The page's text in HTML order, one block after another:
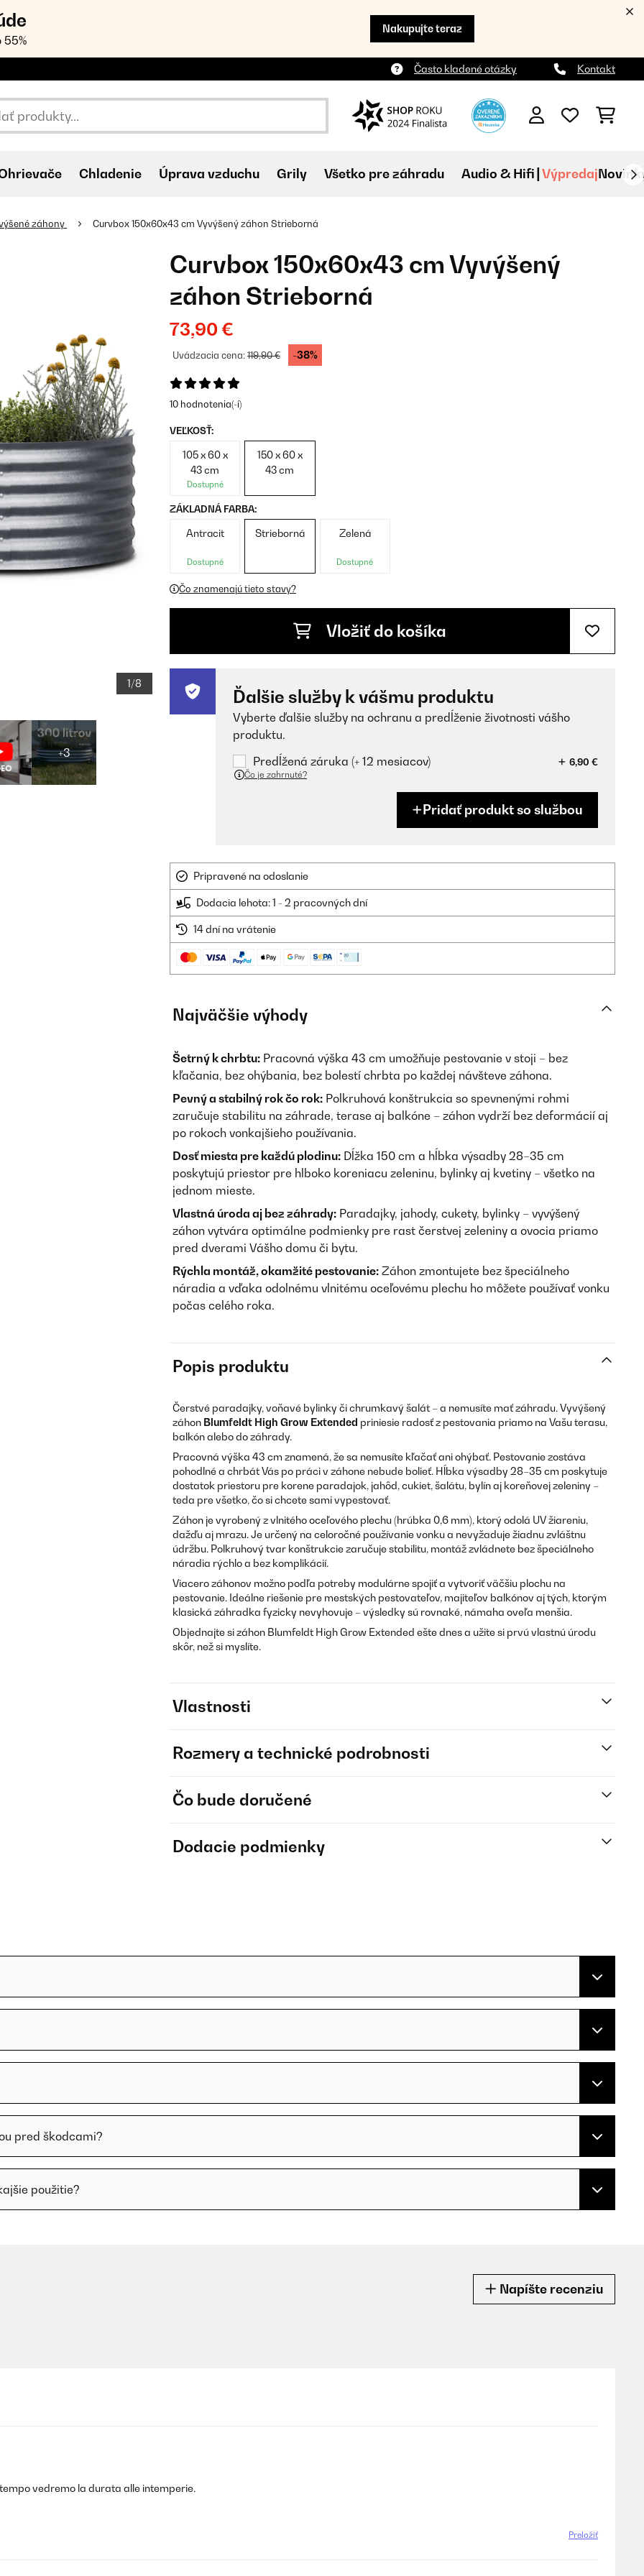
55%
Nakupujte teraz
Často kladené otázky Kontakt
Chladenie Úprava vzduchu Grily Všetko pre záhradu Audio & Hifi Výpredaj
záhony Curvbox 150x60x43 cm Vyvýšený záhon Strieborná
1/8
+3
Curvbox 150x60x43 cm Vyvýšený
záhon Strieborná
73,90 €
Uvádzacia cena:119,90 € -38%
10 hodnotenia(-í)
VEĽKOSŤ:
105 x 60 x
43 cm
Dostupné
150 x 60 x
43 cm
ZÁKLADNÁ FARBA:
Antracit
Dostupné
Strieborná Zelená
Dostupné
Čo znamenajú tieto stavy?
Vložiť do košíka
Ďalšie služby k vášmu produktu
Vyberte ďalšie služby na ochranu a predĺženie životnosti vášho
produktu.
Predĺžená záruka (+ 12 mesiacov)
6,90 €
Čo je zahrnuté?
Pridať produkt so službou
Pripravené na odoslanie
Dodacia lehota: 1 - 2 pracovných dní
14 dní na vrátenie
Najväčšie výhody
Šetrný k chrbtu: Pracovná výška 43 cm umožňuje pestovanie v stoji – bez
kľačania, bez ohýbania, bez bolestí chrbta po každej návšteve záhona.
Pevný a stabilný rok čo rok: Polkruhová konštrukcia so spevnenými rohmi
zaručuje stabilitu na záhrade, terase aj balkóne – záhon vydrží bez deformácií aj
po rokoch vonkajšieho používania.
Dosť miesta pre každú plodinu: Dĺžka 150 cm a hĺbka výsadby 28–35 cm
poskytujú priestor pre hlboko koreniacu zeleninu, bylinky aj kvetiny – všetko na
jednom mieste.
Vlastná úroda aj bez záhrady: Paradajky, jahody, cukety, bylinky – vyvýšený
záhon vytvára optimálne podmienky pre rast čerstvej zeleniny a ovocia priamo
pred dverami Vášho domu či bytu.
Rýchla montáž, okamžité pestovanie: Záhon zmontujete bez špeciálneho
náradia a vďaka odolnému vlnitému oceľovému plechu ho môžete používať vonku
počas celého roka.
Popis produktu
Čerstvé paradajky, voňavé bylinky či chrumkavý šalát – a nemusíte mať záhradu. Vyvýšený
záhon Blumfeldt High Grow Extended priniesie radosť z pestovania priamo na Vašu terasu,
balkón alebo do záhrady.
Pracovná výška 43 cm znamená, že sa nemusíte kľačať ani ohýbať. Pestovanie zostáva
pohodlné a chrbát Vás po práci v záhone nebude bolieť. Hĺbka výsadby 28–35 cm poskytuje
dostatok priestoru pre korene paradajok, jahôd, cukiet, šalátu, bylín aj koreňovej zeleniny –
teda pre všetko, čo si chcete sami vypestovať.
Záhon je vyrobený z vlnitého oceľového plechu (hrúbka 0,6 mm), ktorý odolá UV žiareniu,
dažďu aj mrazu. Je určený na celoročné používanie vonku a nevyžaduje žiadnu zvláštnu
údržbu. Polkruhový tvar konštrukcie zaručuje stabilitu, montáž zvládnete bez špeciálneho
náradia rýchlo a bez komplikácií.
Viacero záhonov možno podľa potreby modulárne spojiť a vytvoriť väčšiu plochu na
pestovanie. Ideálne riešenie pre mestských pestovateľov, majiteľov balkónov aj tých, ktorým
klasická záhradka fyzicky nevyhovuje – výsledky sú rovnaké, námaha oveľa menšia.
Objednajte si záhon Blumfeldt High Grow Extended ešte dnes a užite si prvú vlastnú úrodu
skôr, než si myslíte.
Vlastnosti
Rozmery a technické podrobnosti
Čo bude doručené
Dodacie podmienky
pred škodcami?
použitie?
Napíšte recenziu
vedremo la durata alle intemperie.
Preložiť